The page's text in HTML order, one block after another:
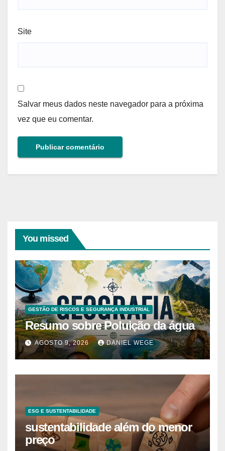
Site
Salvar meus dados neste navegador para a próxima
vez que eu comentar.
You missed
GESTÃO DE RISCOS E SEGURANÇA INDUSTRIAL
Resumo sobre Poluição da água
AGOSTO 9, 2026 DANIEL WEGE
ESG E SUSTENTABILIDADE
sustentabilidade além do menor
preço